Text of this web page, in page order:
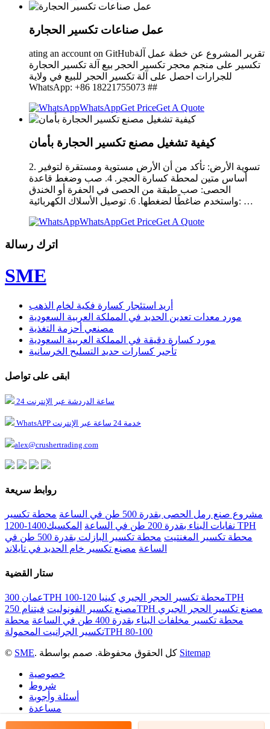
عمل صناعات تكسير الحجارة
ating an account on GitHubتقرير المشروع عن خطة عمل آلة
تكسير على منجم محجر تكسير الحجر بيع آلة تكسير الحجارة
للجرارات احصل على آلة تكسير الحجر للبيع في ولاية
WhatsApp: +86 18221755073 ##
WhatsAppGet PriceGet A Quote
كيفية تشغيل مصنع تكسير الحجارة بأمان
2. تسوية الأرض: تأكد من أن الأرض مستوية ومستقرة لتوفير
أساس متين لمحطة كسارة الحجر. 4. صب وضغط قاعدة
الحصى: صب طبقة من الحصى في الحفرة أو الخندق
واستخدم ضاغطًا لضغطها. 6. توصيل الأسلاك الكهربائية: …
WhatsAppGet PriceGet A Quote
اترك رسالة
SME
أريد استئجار كسارة فكية لخام الذهب
مورد معدات تعدين الحديد في المملكة العربية السعودية
مصنعي أحزمة التغذية
مورد كسارة دقيقة في المملكة العربية السعودية
تأجير كسارات حديد التسليح الخرسانية
ابقى على تواصل
24 ساعة الدردشة عبر الإنترنت
WhatsAPP خدمة 24 ساعة عبر الإنترنت
alex@crushertrading.com
روابط سريعة
مشروع صنع رمل الحصى بقدرة 500 طن في الساعة
محطة تكسير
نفايات البناء بقدرة 200 طن في الساعة
المكسيك1400-1200 TPH
محطة تكسير المغنتيت
محطة تكسير البازلت بقدرة 500 طن في
الساعة مصنع تكسير خام الحديد في تايلاند
ستار القضية
عمان 300TPH محطة تكسير الحجر الجيري
كينيا 120-100TPH
مصنع تكسير الفونوليت
فيتنام 250TPH مصنع تكسير الحجر الجيري
محطة تكسير مخلفات البناء بقدرة 400 طن في الساعة
محطة
تكسير الجرانيت المحمولةTPH 80-100
© SME Sitemap
خصوصية
شروط
أسئلة وأجوبة
مساعدة